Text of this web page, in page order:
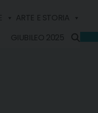
ARTE E STORIA
GIUBILEO 2025